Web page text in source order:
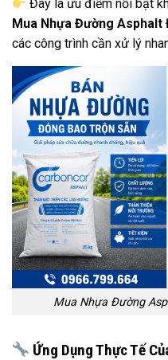
Đây là ưu điểm nổi bật
Mua Nhựa Đường Asphalt
các công trình cần xử lý
Mua Nhựa Đường
Ứng Dụng Thực Tế